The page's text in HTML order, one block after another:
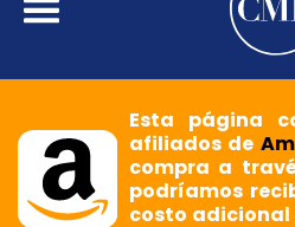
Esta página
afiliados de
compra a
podríamos
costo